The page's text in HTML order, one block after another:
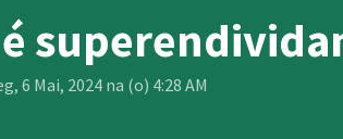
6 Mai, 2024 na (o) 4:28 AM